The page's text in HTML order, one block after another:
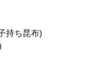
持ち昆布)